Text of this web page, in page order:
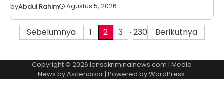
byAbdul Rahim Agustus 5, 2026
Paginasi
Sebelumnya 1 2 3 …230 Berikutnya
Copyright © 2026 lensakriminalnews.com | Media
News byAscendoor| Powered byWordPress.